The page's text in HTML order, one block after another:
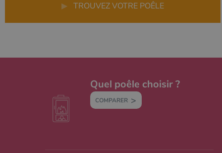
▶ TROUVEZ VOTRE POÊLE
Quel poêle choisir ?
COMPARER